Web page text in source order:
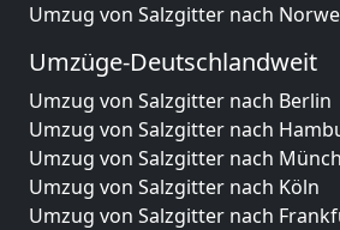
Umzug von Salzgitter nach
Umzüge-Deutschlandweit
Umzug von Salzgitter nach Berlin
Umzug von Salzgitter nach
Umzug von Salzgitter nach
Umzug von Salzgitter nach Köln
Umzug von Salzgitter nach